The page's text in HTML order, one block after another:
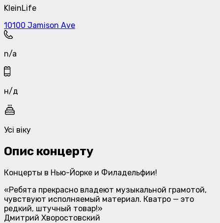
KleinLife
10100 Jamison Ave
n/a
н/д
Усі віку
Опис концерту
Концерты в Нью-Йорке и Филадельфии!
«Ребята прекрасно владеют музыкальной грамотой,
чувствуют исполняемый материал. Кватро — это
редкий, штучный товар!»
Дмитрий Хворостовский